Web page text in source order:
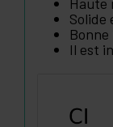
Solide
Il est